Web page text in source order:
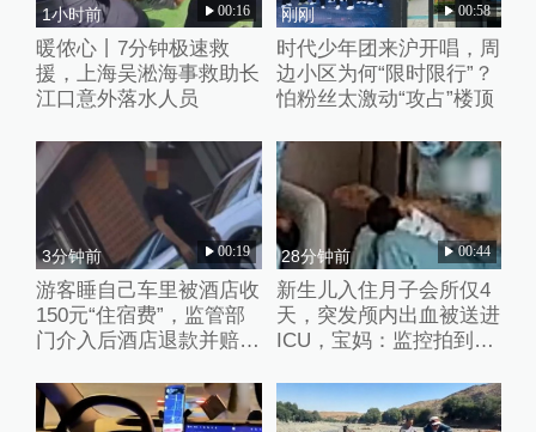
1小时前 00:16
暖侬心丨7分钟极速救
援，上海吴淞海事救助长
江口意外落水人员
刚刚 00:58
时代少年团来沪开唱，周
边小区为何“限时限行”？
怕粉丝太激动“攻占”楼顶
3分钟前 00:19
游客睡自己车里被酒店收
150元“住宿费”，监管部
门介入后酒店退款并赔偿
28分钟前 00:44
新生儿入住月子会所仅4
天，突发颅内出血被送进
ICU，宝妈：监控拍到护